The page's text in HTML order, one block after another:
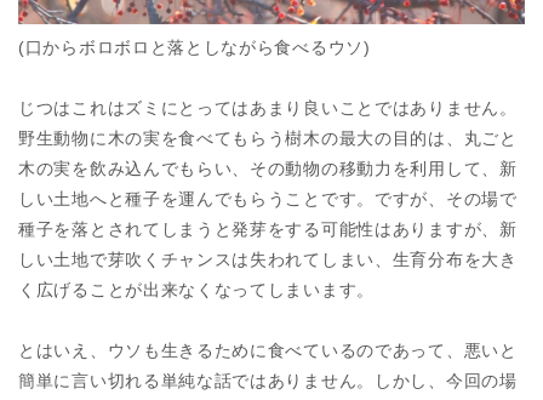
(口からボロボロと落としながら食べるウソ)
じつはこれはズミにとってはあまり良いことではありません。
野生動物に木の実を食べてもらう樹木の最大の目的は、丸ごと
木の実を飲み込んでもらい、その動物の移動力を利用して、新
しい土地へと種子を運んでもらうことです。ですが、その場で
種子を落とされてしまうと発芽をする可能性はありますが、新
しい土地で芽吹くチャンスは失われてしまい、生育分布を大き
く広げることが出来なくなってしまいます。
とはいえ、ウソも生きるために食べているのであって、悪いと
簡単に言い切れる単純な話ではありません。しかし、今回の場